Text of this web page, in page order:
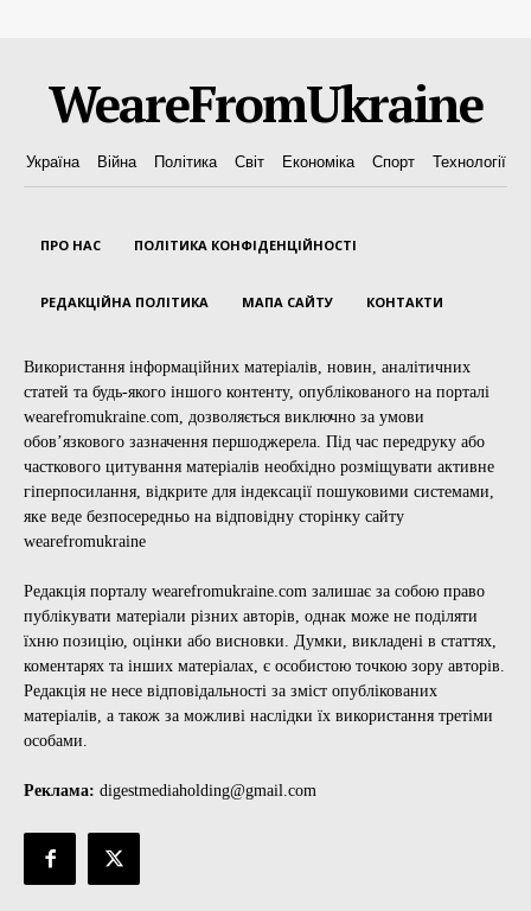
WeareFromUkraine
Україна Війна Політика Світ Економіка Спорт Технології
ПРО НАС ПОЛІТИКА КОНФІДЕНЦІЙНОСТІ
РЕДАКЦІЙНА ПОЛІТИКА МАПА САЙТУ КОНТАКТИ
Використання інформаційних матеріалів, новин, аналітичних
статей та будь-якого іншого контенту, опублікованого на порталі
wearefromukraine.com, дозволяється виключно за умови
обов’язкового зазначення першоджерела. Під час передруку або
часткового цитування матеріалів необхідно розміщувати активне
гіперпосилання, відкрите для індексації пошуковими системами,
яке веде безпосередньо на відповідну сторінку сайту
wearefromukraine
Редакція порталу wearefromukraine.com залишає за собою право
публікувати матеріали різних авторів, однак може не поділяти
їхню позицію, оцінки або висновки. Думки, викладені в статтях,
коментарях та інших матеріалах, є особистою точкою зору авторів.
Редакція не несе відповідальності за зміст опублікованих
матеріалів, а також за можливі наслідки їх використання третіми
особами.
Реклама: digestmediaholding@gmail.com